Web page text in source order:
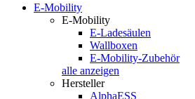
E-Mobility
E-Mobility
E-Ladesäulen
Wallboxen
E-Mobility-Zubehör
alle anzeigen
Hersteller
AlphaESS